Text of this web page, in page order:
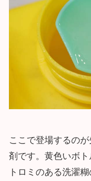
ここで登場するの
剤です。黄色いボ
トロミのある洗濯糊